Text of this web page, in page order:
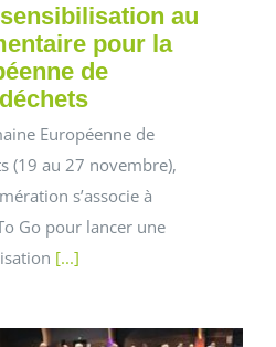
au
pour la
de
Européenne de
(19 au 27 novembre),
s’associe à
Go pour lancer une
[...]